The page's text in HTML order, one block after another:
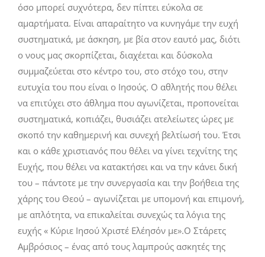
όσο μπορεί συχνότερα, δεν πίπτει εύκολα σε
αμαρτήματα. Είναι απαραίτητο να κυνηγάμε την ευχή
συστηματικά, με άσκηση, με βία στον εαυτό μας, διότι
ο νους μας σκορπίζεται, διαχέεται και δύσκολα
συμμαζεύεται στο κέντρο του, στο στόχο του, στην
ευτυχία του που είναι ο Ιησούς. Ο αθλητής που θέλει
να επιτύχει στο άθλημα που αγωνίζεται, προπονείται
συστηματικά, κοπιάζει, θυσιάζει ατελείωτες ώρες με
σκοπό την καθημερινή και συνεχή βελτίωσή του. Έτσι
και ο κάθε χριστιανός που θέλει να γίνει τεχνίτης της
Ευχής, που θέλει να κατακτήσει και να την κάνει δική
του – πάντοτε με την συνεργασία και την βοήθεια της
χάρης του Θεού – αγωνίζεται με υπομονή και επιμονή,
με απλότητα, να επικαλείται συνεχώς τα λόγια της
ευχής « Κύριε Ιησού Χριστέ Ελέησόν με».Ο Στάρετς
Αμβρόσιος – ένας από τους λαμπρούς ασκητές της